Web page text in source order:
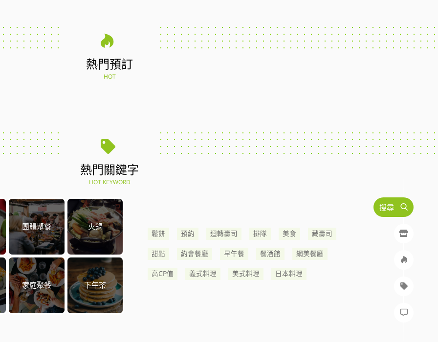
搜尋
熱門預訂
HOT
熱門關鍵字
HOT KEYWORD
團體聚餐 火鍋
家庭聚餐 下午茶
鬆餅 預約 迴轉壽司 排隊 美食 藏壽司
甜點 約會餐廳 早午餐 餐酒館 網美餐廳
高CP值 義式料理 美式料理 日本料理